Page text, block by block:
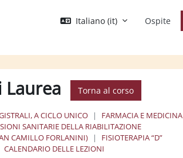
Italiano ‎(it)‎ Ospite
Laurea Torna al corso
A CICLO UNICO FARMACIA E MEDICINA
SANITARIE DELLA RIABILITAZIONE
CAMILLO FORLANINI)
FISIOTERAPIA “D”
CALENDARIO DELLE LEZIONI